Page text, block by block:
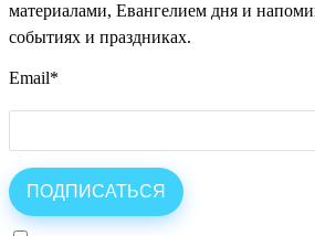
материалами, Евангелием дня и
событиях и праздниках.
Email*